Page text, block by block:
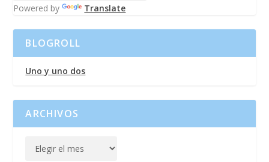
Powered by Translate
BLOGROLL
Uno y uno dos
ARCHIVOS